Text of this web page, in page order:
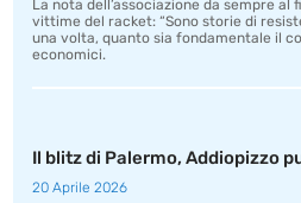
La nota dell’associazione da sempre
vittime del racket: “Sono storie di
una volta, quanto sia fondamentale il
economici.
Il blitz di Palermo, Addiopizzo
20 Aprile 2026